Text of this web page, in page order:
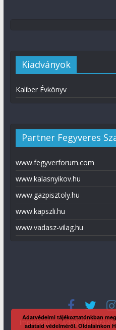
Kiadványok
Kaliber Évkönyv
Partner Fegyveres
www.fegyverforum.com
www.kalasnyikov.hu
www.gazpisztoly.hu
www.kapszli.hu
www.vadasz-vilag.hu
Impresszum Adatvédelmi
Adatvédelmi tájékoztatónkban
adataid védelméről. Oldalainkon